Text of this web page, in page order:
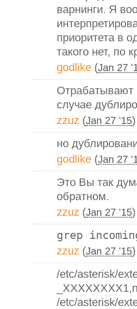
варнинги. Я
приоритета в
такого нет, по
godlike (Jan 27
Отрабатывают
случае
zzuz (Jan 27 '15)
но
godlike (Jan 27
Это Вы так
обратном.
zzuz (Jan 27 '15)
grep
zzuz (Jan 27 '15)
/etc/asterisk/
/etc/asterisk/